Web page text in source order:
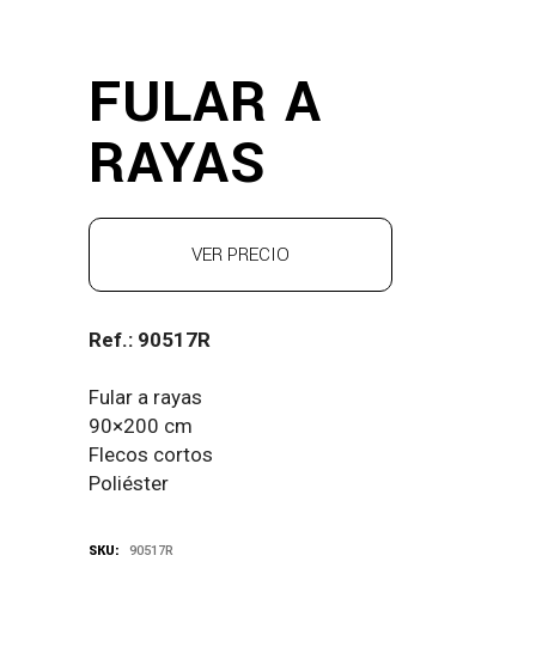
FULAR A
RAYAS
VER PRECIO
Ref.: 90517R
Fular a rayas
90×200 cm
Flecos cortos
Poliéster
SKU: 90517R